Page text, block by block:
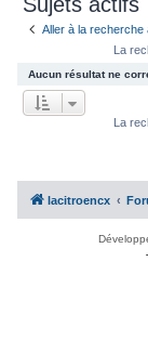
Aller à la recherche
La
Aucun résultat ne
La
lacitroencx